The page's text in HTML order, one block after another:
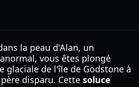
la peau d'Alan, un
vous êtes plongé
glaciale de l'île de Godstone à
disparu. Cette soluce